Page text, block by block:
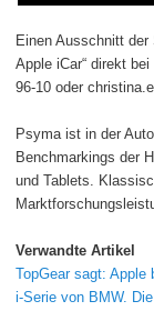
Einen Ausschnitt der
Apple iCar“ direkt
96-10 oder
Psyma ist in der
Benchmarkings der
und Tablets.
Verwandte Artikel
TopGear sagt: Apple
i-Serie von BMW.